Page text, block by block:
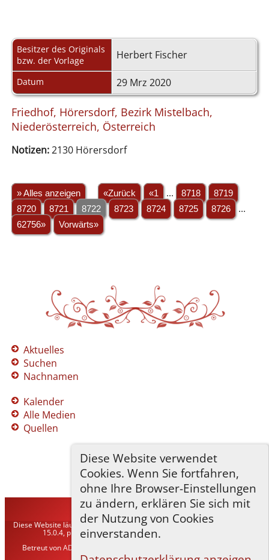
Diese Website verwendet
Cookies. Wenn Sie fortfahren,
ohne Ihre Browser-Einstellungen
zu ändern, erklären Sie sich mit
der Nutzung von Cookies
einverstanden.
Besitzer des Originals
bzw. der Vorlage
Herbert Fischer
Datum 29 Mrz 2020
Friedhof, Hörersdorf, Bezirk Mistelbach,
Niederösterreich, Österreich
Notizen:2130 Hörersdorf
» Alles anzeigen «Zurück «1 ... 8718
8719
8720
8721 8722 8723 8724 8725 8726
...
62756»
Vorwärts»
Aktuelles
Suchen
Nachnamen
Kalender
Alle Medien
Quellen
TNG-ADLER©2026
Diese Website läuft mitThe Next Generation of Genealogy Sitebuilding
15.0.4, programmiert von Darrin Lythgoe © 2001-2026.
Betreut vonADLER Heraldisch-Genealogische Gesellschaft, Wien
Datenschutzerklärung.